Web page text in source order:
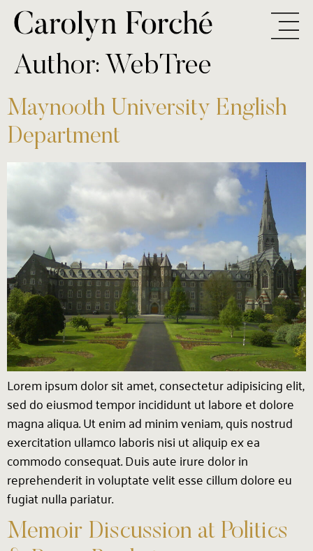
Author: WebTree
Maynooth University English
Department
Lorem ipsum dolor sit amet, consectetur adipisicing elit,
sed do eiusmod tempor incididunt ut labore et dolore
magna aliqua. Ut enim ad minim veniam, quis nostrud
exercitation ullamco laboris nisi ut aliquip ex ea
commodo consequat. Duis aute irure dolor in
reprehenderit in voluptate velit esse cillum dolore eu
fugiat nulla pariatur.
Memoir Discussion at Politics